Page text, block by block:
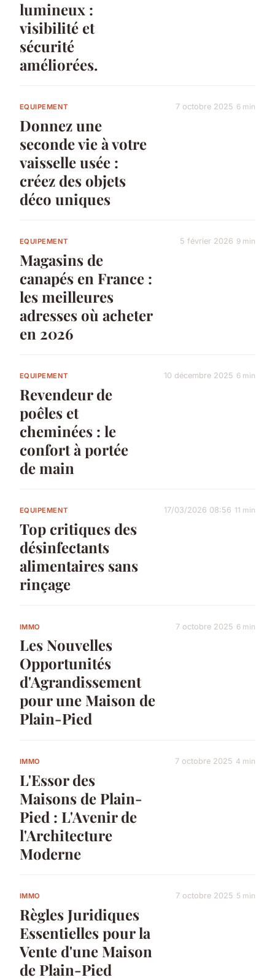
lumineux :
visibilité et
sécurité
améliorées.
EQUIPEMENT
Donnez une
seconde vie à votre
vaisselle usée :
créez des objets
déco uniques
7 octobre 2025 6 min
EQUIPEMENT
Magasins de
canapés en France :
les meilleures
adresses où acheter
en 2026
5 février 2026 9 min
EQUIPEMENT
Revendeur de
poêles et
cheminées : le
confort à portée
de main
10 décembre 2025 6 min
EQUIPEMENT
Top critiques des
désinfectants
alimentaires sans
rinçage
17/03/2026 08:56 11 min
IMMO
Les Nouvelles
Opportunités
d'Agrandissement
pour une Maison de
Plain-Pied
7 octobre 2025 6 min
IMMO
L'Essor des
Maisons de Plain-
Pied : L'Avenir de
l'Architecture
Moderne
7 octobre 2025 4 min
IMMO
Règles Juridiques
Essentielles pour la
Vente d'une Maison
de Plain-Pied
7 octobre 2025 5 min